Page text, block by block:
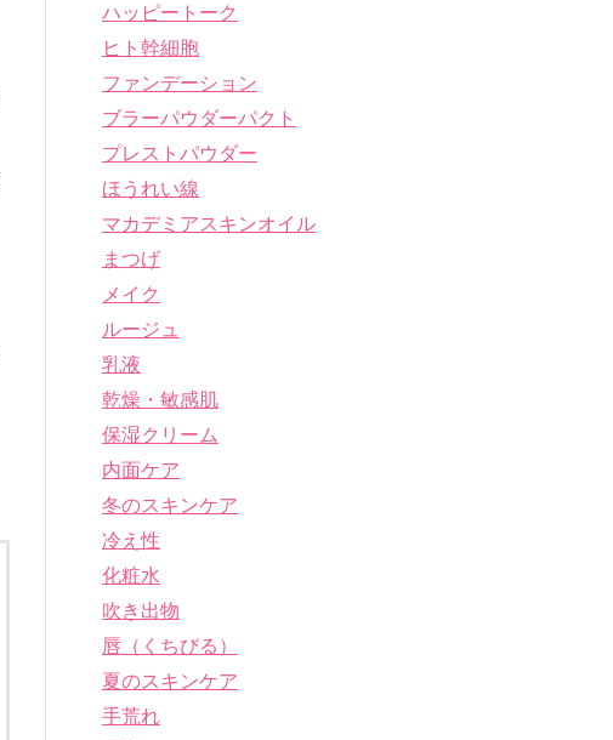
ハッピートーク
ヒト幹細胞
ファンデーション
ブラーパウダーパクト
プレストパウダー
ほうれい線
マカデミアスキンオイル
まつげ
メイク
ルージュ
乳液
乾燥・敏感肌
保湿クリーム
内面ケア
冬のスキンケア
冷え性
化粧水
吹き出物
唇（くちびる）
夏のスキンケア
手荒れ